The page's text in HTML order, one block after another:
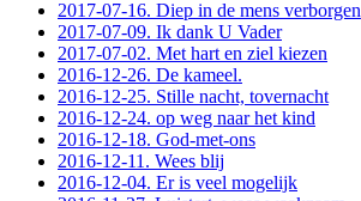
2017-07-16. Diep in de mens verborgen
2017-07-09. Ik dank U Vader
2017-07-02. Met hart en ziel kiezen
2016-12-26. De kameel.
2016-12-25. Stille nacht, tovernacht
2016-12-24. op weg naar het kind
2016-12-18. God-met-ons
2016-12-11. Wees blij
2016-12-04. Er is veel mogelijk